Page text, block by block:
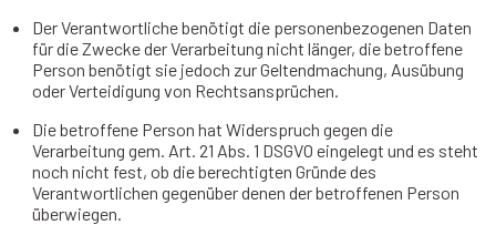
Der Verantwortliche benötigt die personenbezogenen Daten
für die Zwecke der Verarbeitung nicht länger, die betroffene
Person benötigt sie jedoch zur Geltendmachung, Ausübung
oder Verteidigung von Rechtsansprüchen.
Die betroffene Person hat Widerspruch gegen die
Verarbeitung gem. Art. 21 Abs. 1 DSGVO eingelegt und es steht
noch nicht fest, ob die berechtigten Gründe des
Verantwortlichen gegenüber denen der betroffenen Person
überwiegen.